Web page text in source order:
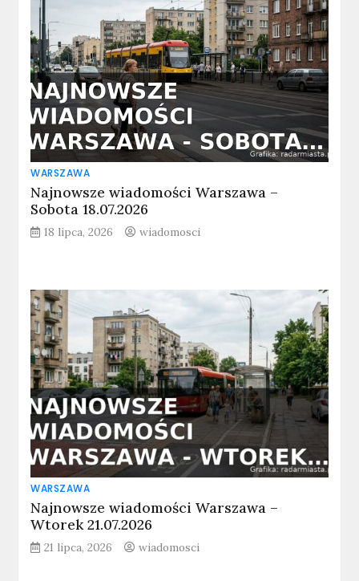
WARSZAWA
Najnowsze wiadomości Warszawa –
Sobota 18.07.2026
18 lipca, 2026 wiadomosci
WARSZAWA
Najnowsze wiadomości Warszawa –
Wtorek 21.07.2026
21 lipca, 2026 wiadomosci